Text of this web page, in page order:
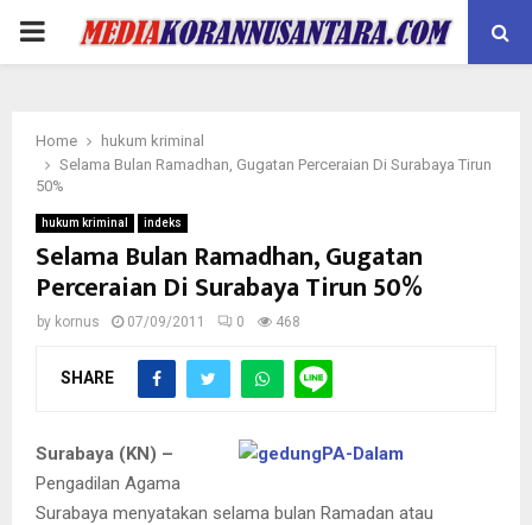
PRIMARY
Home
hukum kriminal
Selama Bulan Ramadhan, Gugatan Perceraian Di Surabaya Tirun
50%
hukum kriminal indeks
Selama Bulan Ramadhan, Gugatan
Perceraian Di Surabaya Tirun 50%
by kornus 07/09/2011 0 468
SHARE
Surabaya (KN) –
Pengadilan Agama
Surabaya menyatakan selama bulan Ramadan atau